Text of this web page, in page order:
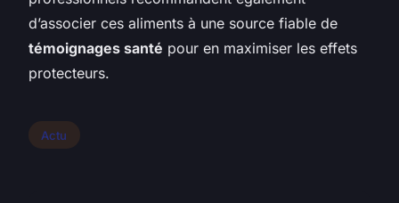
d’associer ces aliments à une source fiable de
témoignages santé pour en maximiser les effets
protecteurs.
Actu